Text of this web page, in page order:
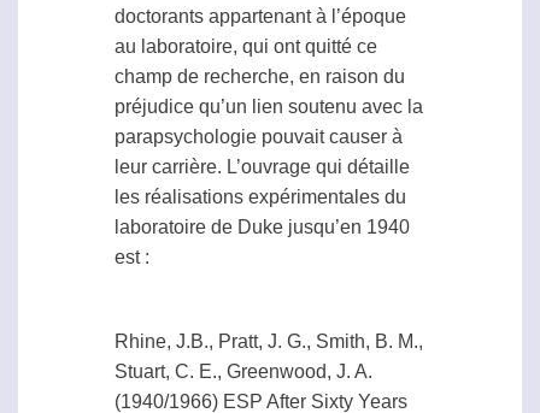
doctorants appartenant à l’époque
au laboratoire, qui ont quitté ce
champ de recherche, en raison du
préjudice qu’un lien soutenu avec la
parapsychologie pouvait causer à
leur carrière. L’ouvrage qui détaille
les réalisations expérimentales du
laboratoire de Duke jusqu’en 1940
est :
Rhine, J.B., Pratt, J. G., Smith, B. M.,
Stuart, C. E., Greenwood, J. A.
(1940/1966) ESP After Sixty Years